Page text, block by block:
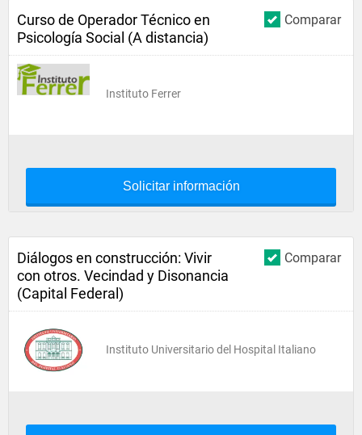
Comparar
Curso de Operador Técnico en
Psicología Social (A distancia)
Instituto Ferrer
Solicitar información
Comparar
Diálogos en construcción: Vivir
con otros. Vecindad y Disonancia
(Capital Federal)
Instituto Universitario del Hospital Italiano